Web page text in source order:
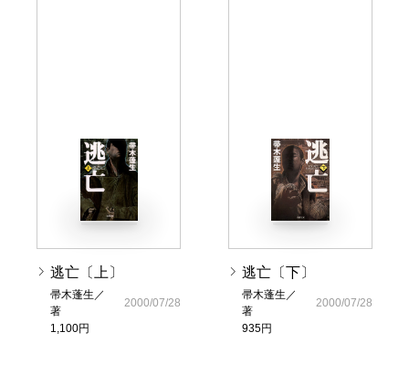
逃亡〔上〕
帚木蓬生／
著
1,100円
2000/07/28
逃亡〔下〕
帚木蓬生／
著
935円
2000/07/28